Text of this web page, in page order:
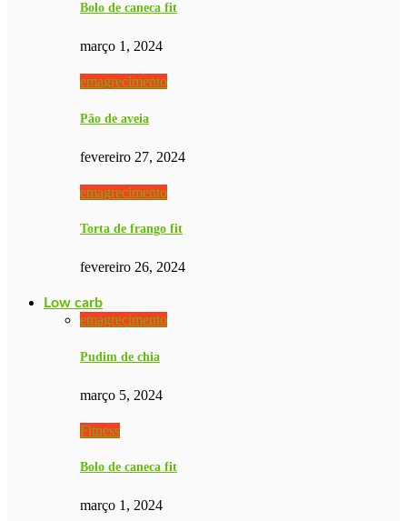
Bolo de caneca fit
março 1, 2024
emagrecimento
Pão de aveia
fevereiro 27, 2024
emagrecimento
Torta de frango fit
fevereiro 26, 2024
Low carb
emagrecimento
Pudim de chia
março 5, 2024
Fitness
Bolo de caneca fit
março 1, 2024